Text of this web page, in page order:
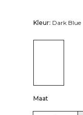
Kleur: Dark Blue
Maat